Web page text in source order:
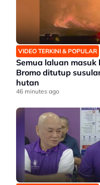
VIDEO TERKINI & POPULAR
Semua laluan masuk
Bromo ditutup
hutan
46 minutes ago